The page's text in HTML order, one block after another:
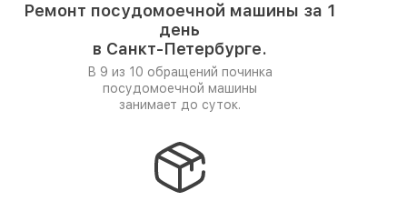
Ремонт посудомоечной машины за 1
день
в Санкт-Петербурге.
В 9 из 10 обращений починка
посудомоечной машины
занимает до суток.